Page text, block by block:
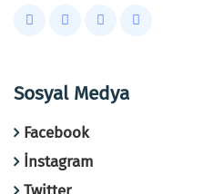
Sosyal Medya
Facebook
İnstagram